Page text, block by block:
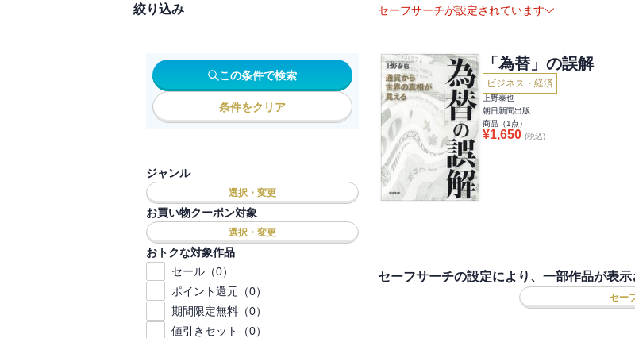
絞り込み
この条件で検索
条件をクリア
ジャンル
選択・変更
お買い物クーポン対象
選択・変更
おトクな対象作品
セール（0）
ポイント還元（0）
期間限定無料（0）
値引きセット（0）
セーフサーチが設定されています
「為替」の誤解
ビジネス・経済
上野泰也
朝日新聞出版
商品（1 点）
¥1,650 (税込)
セーフサーチの設定により、一部作品が表示
セー